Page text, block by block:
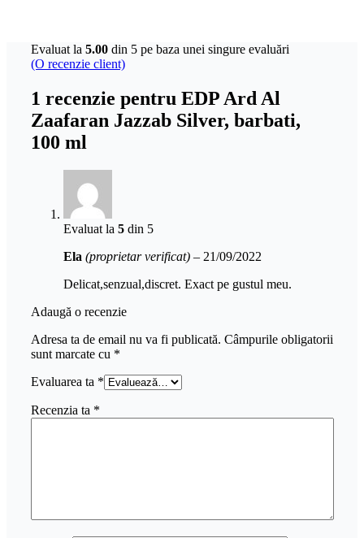
Evaluat la 5.00din 5 pe baza unei singure evaluări
(O recenzie client)
1 recenzie pentru EDP Ard Al
Zaafaran Jazzab Silver, barbati,
100 ml
Evaluat la 5din 5
Ela (proprietar verificat) – 21/09/2022
Delicat,senzual,discret. Exact pe gustul meu.
Adaugă o recenzie
Adresa ta de email nu va fi publicată. Câmpurile obligatorii
sunt marcate cu *
Evaluarea ta *
Recenzia ta *